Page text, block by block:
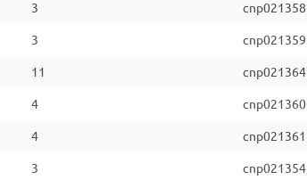
3 cnp021358
3 cnp021359
11 cnp021364
4 cnp021360
4 cnp021361
3 cnp021354